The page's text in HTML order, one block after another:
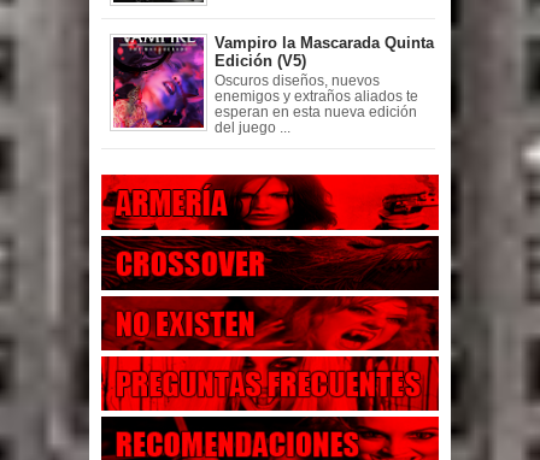
Vampiro la Mascarada Quinta
Edición (V5)
Oscuros diseños, nuevos
enemigos y extraños aliados te
esperan en esta nueva edición
del juego ...